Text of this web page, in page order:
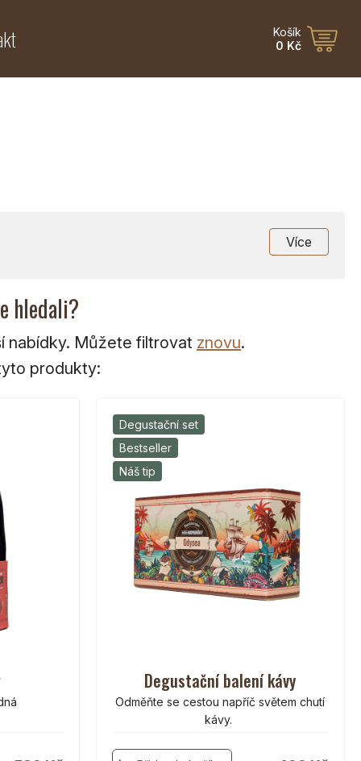
Košík
0 Kč
Více
hledali?
nabídky. Můžete filtrovat znovu.
produkty:
Degustační set
Bestseller
Náš tip
Degustační balení kávy
Odměňte se cestou napříč světem chutí
kávy.